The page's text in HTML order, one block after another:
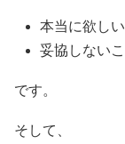
本当に欲し
妥協しない
です。
そして、